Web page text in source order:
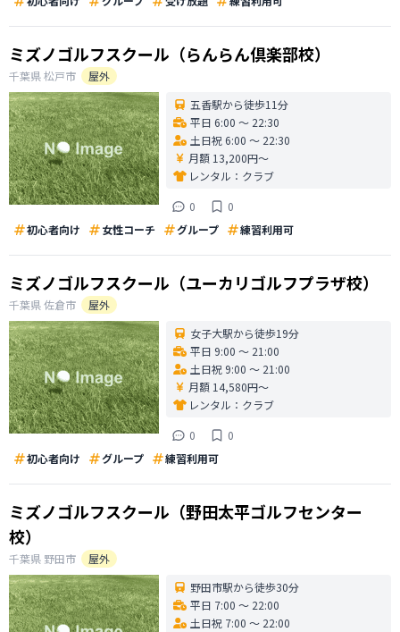
ミズノゴルフスクール（らんらん倶楽部校）
千葉県松戸市
屋外
五香駅から徒歩11分
平日 6:00 〜 22:30
土日祝 6:00 〜 22:30
月額 13,200円〜
レンタル： クラブ
0
0
初心者向け
女性コーチ グループ 練習利用可
ミズノゴルフスクール（ユーカリゴルフプラザ校）
千葉県佐倉市
屋外
女子大駅から徒歩19分
平日 9:00 〜 21:00
土日祝 9:00 〜 21:00
月額 14,580円〜
レンタル： クラブ
0
0
初心者向け
グループ 練習利用可
ミズノゴルフスクール（野田太平ゴルフセンター
校）
千葉県 野田市
屋外
野田市駅から徒歩30分
平日 7:00 〜 22:00
土日祝 7:00 〜 22:00